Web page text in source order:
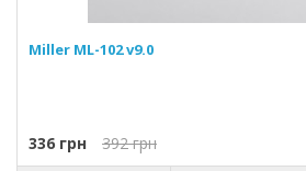
Miller ML-102 v9.0
336 грн 392 грн